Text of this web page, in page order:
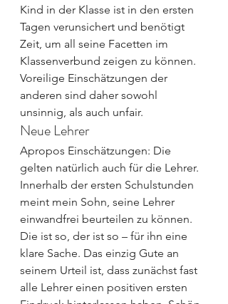
Kind in der Klasse ist in den ersten
Tagen verunsichert und benötigt
Zeit, um all seine Facetten im
Klassenverbund zeigen zu können.
Voreilige Einschätzungen der
anderen sind daher sowohl
unsinnig, als auch unfair.
Neue Lehrer
Apropos Einschätzungen: Die
gelten natürlich auch für die Lehrer.
Innerhalb der ersten Schulstunden
meint mein Sohn, seine Lehrer
einwandfrei beurteilen zu können.
Die ist so, der ist so – für ihn eine
klare Sache. Das einzig Gute an
seinem Urteil ist, dass zunächst fast
alle Lehrer einen positiven ersten